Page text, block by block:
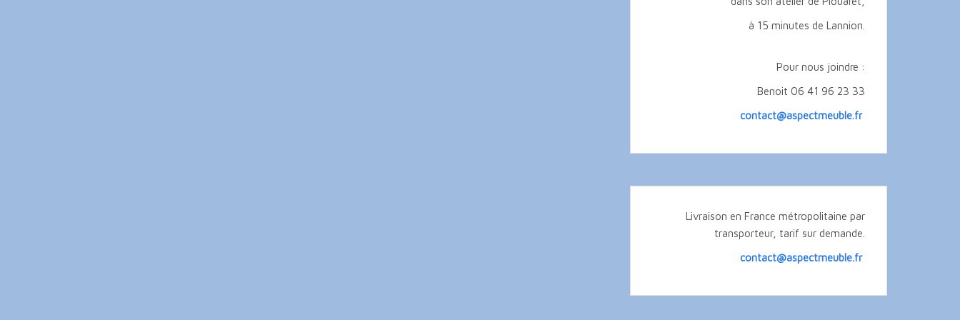
à 15 minutes de Lannion.
Pour nous joindre :
Benoit 06 41 96 23 33
contact@aspectmeuble.fr
Livraison en France métropolitaine par
transporteur, tarif sur demande.
contact@aspectmeuble.fr